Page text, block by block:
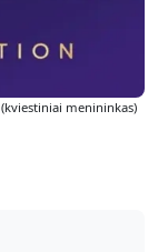
(kviestiniai menininkas)